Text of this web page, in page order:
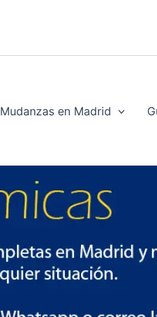
Mudanzas en Madrid